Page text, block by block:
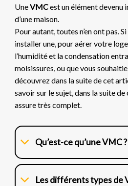
UneVMCest un élément devenu
d’une maison.
Pour autant, toutes n’en ont pas.
installer une, pour aérer votre
l’humidité et la condensation
moisissures, ou que vous
découvrez dans la suite de cet
savoir sur le sujet, dans la suite de
assure très complet.
Qu’est-ce qu’une VMC ?
Les différents types de